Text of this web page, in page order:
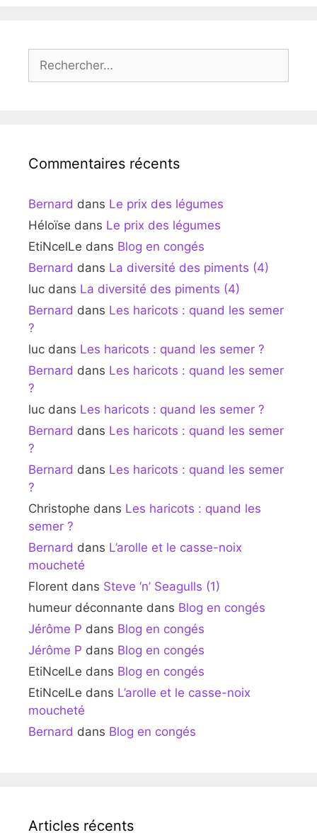
Rechercher :
Commentaires récents
Bernard dans Le prix des légumes
Héloïse dans Le prix des légumes
EtiNcelLe dans Blog en congés
Bernard dans La diversité des piments (4)
luc dans La diversité des piments (4)
Bernard dans Les haricots : quand les semer
?
luc dans Les haricots : quand les semer ?
Bernard dans Les haricots : quand les semer
?
luc dans Les haricots : quand les semer ?
Bernard dans Les haricots : quand les semer
?
Bernard dans Les haricots : quand les semer
?
Christophe dans Les haricots : quand les
semer ?
Bernard dans L’arolle et le casse-noix
moucheté
Florent dans Steve ‘n’ Seagulls (1)
humeur déconnante dans Blog en congés
Jérôme P dans Blog en congés
Jérôme P dans Blog en congés
EtiNcelLe dans Blog en congés
EtiNcelLe dans L’arolle et le casse-noix
moucheté
Bernard dans Blog en congés
Articles récents